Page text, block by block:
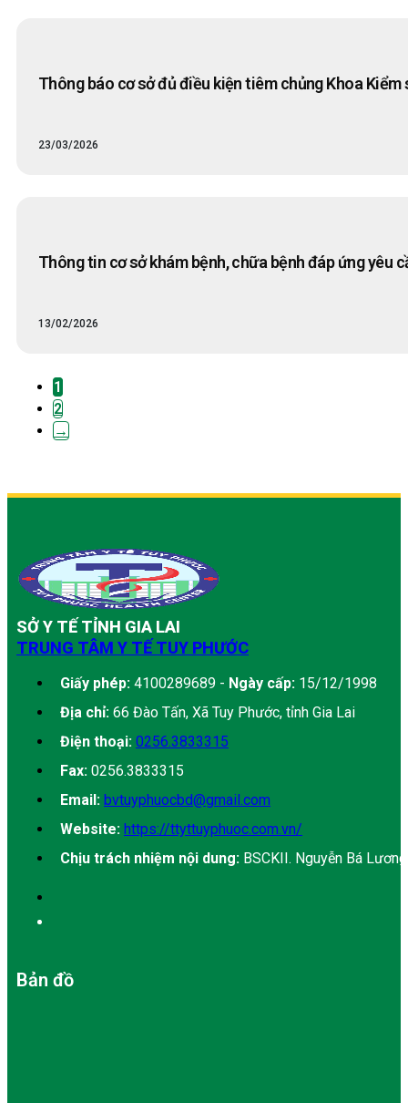
Thông báo cơ sở đủ điều kiện tiêm chủng Khoa
23/03/2026
Thông tin cơ sở khám bệnh, chữa bệnh đáp ứng yêu
13/02/2026
1
2
→
SỞ Y TẾ TỈNH GIA LAI
TRUNG TÂM Y TẾ TUY PHƯỚC
Giấy phép: 4100289689 - Ngày cấp: 15/12/1998
Địa chỉ: 66 Đào Tấn, Xã Tuy Phước, tỉnh Gia Lai
Điện thoại: 0256.3833315
Fax: 0256.3833315
Email: bvtuyphuocbd@gmail.com
Website: https://ttyttuyphuoc.com.vn/
Chịu trách nhiệm nội dung: BSCKII. Nguyễn Bá
Bản đồ